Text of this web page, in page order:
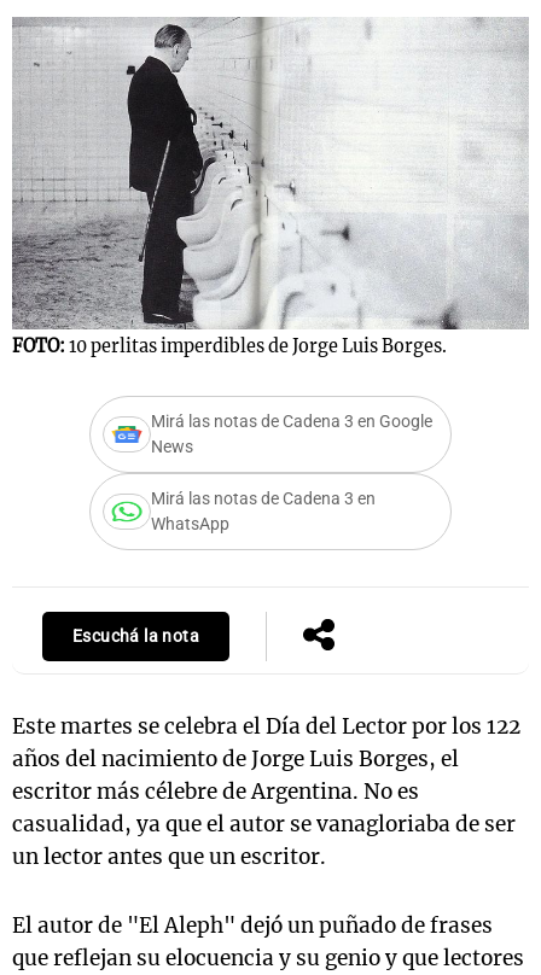
FOTO: 10 perlitas imperdibles de Jorge Luis Borges.
Mirá las notas de Cadena 3 en Google
News
Mirá las notas de Cadena 3 en
WhatsApp
Escuchá la nota
Este martes se celebra el Día del Lector por los 122
años del nacimiento de Jorge Luis Borges, el
escritor más célebre de Argentina. No es
casualidad, ya que el autor se vanagloriaba de ser
un lector antes que un escritor.
El autor de "El Aleph" dejó un puñado de frases
que reflejan su elocuencia y su genio y que lectores
Notas
Mundial 2026
Notas
Cadena 3